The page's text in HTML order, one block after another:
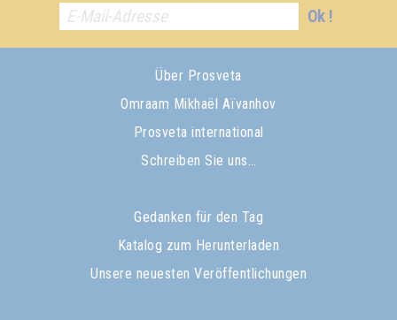
Ok !
Über Prosveta
Omraam Mikhaël Aïvanhov
Prosveta international
Schreiben Sie uns…
Gedanken für den Tag
Katalog zum Herunterladen
Unsere neuesten Veröffentlichungen